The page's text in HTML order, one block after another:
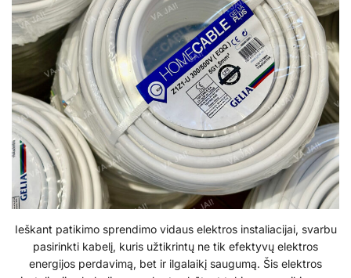
Ieškant patikimo sprendimo vidaus elektros instaliacijai, svarbu
pasirinkti kabelį, kuris užtikrintų ne tik efektyvų elektros
energijos perdavimą, bet ir ilgalaikį saugumą. Šis elektros